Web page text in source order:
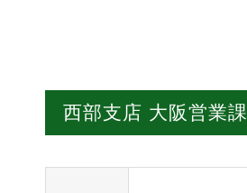
西部支店 大阪営業課